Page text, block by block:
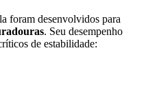
foram desenvolvidos para
. Seu desempenho
de estabilidade: